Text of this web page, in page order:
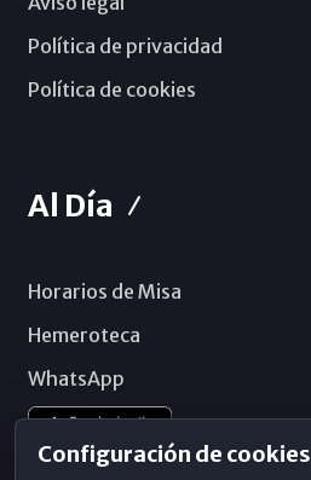
Política de privacidad
Política de cookies
Al Día
Horarios de Misa
Hemeroteca
WhatsApp
Configuración de cookies